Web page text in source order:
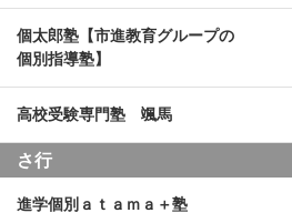
個太郎塾【市進教育グループの
個別指導塾】
高校受験専門塾 颯馬
さ行
進学個別ａｔａｍａ＋塾